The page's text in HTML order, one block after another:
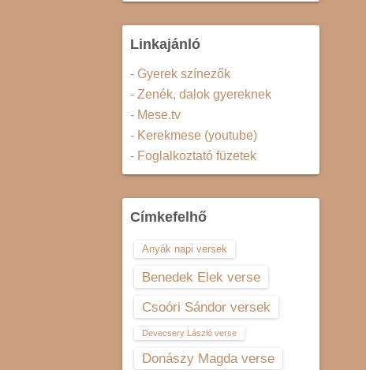
Linkajánló
- Gyerek színezők
- Zenék, dalok gyereknek
- Mese.tv
- Kerekmese (youtube)
- Foglalkoztató füzetek
Címkefelhő
Anyák napi versek
Benedek Elek verse
Csoóri Sándor versek
Devecsery László verse
Donászy Magda verse